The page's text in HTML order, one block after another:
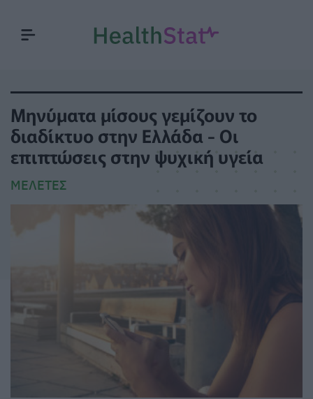
Μηνύματα μίσους γεμίζουν το
διαδίκτυο στην Ελλάδα - Οι
επιπτώσεις στην ψυχική υγεία
ΜΕΛΈΤΕΣ